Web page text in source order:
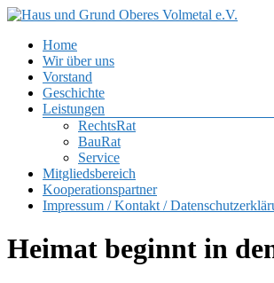
Zum
springen
Haus
und
Grund
Oberes
Volmetal
Menü
Home
Wir über uns
Vorstand
Geschichte
Leistungen
RechtsRat
BauRat
Service
Mitgliedsbereich
Kooperationspartner
Impressum / Kontakt /
Heimat beginnt in